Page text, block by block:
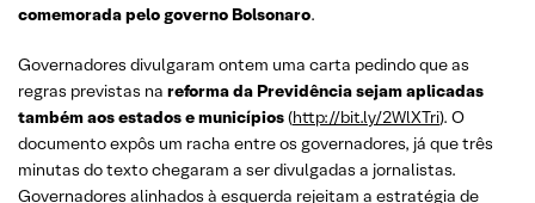
comemorada pelo governo Bolsonaro.
Governadores divulgaram ontem uma carta pedindo que as
regras previstas na reforma da Previdência sejam aplicadas
também aos estados e municípios(http://bit.ly/2WlXTri). O
documento expôs um racha entre os governadores, já que três
minutas do texto chegaram a ser divulgadas a jornalistas.
Governadores alinhados à esquerda rejeitam a estratégia de